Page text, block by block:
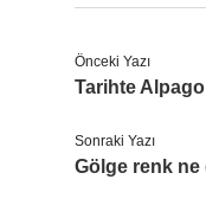
Önceki Yazı
Tarihte
Sonraki Yazı
Gölge renk ne